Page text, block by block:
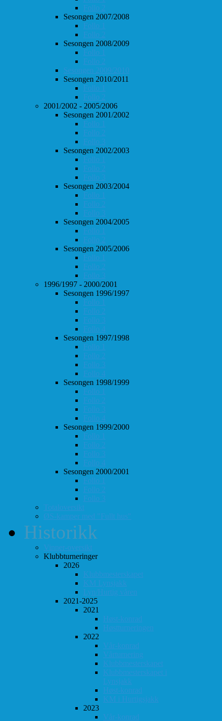
Follo 2
Sesongen 2007/2008
Follo 1
Follo 2
Sesongen 2008/2009
Follo 1
Follo 2
Sesongen 2009/2010
Sesongen 2010/2011
Follo 1
Follo 2
2001/2002 - 2005/2006
Sesongen 2001/2002
Follo 1
Follo 2
Follo 3
Sesongen 2002/2003
Follo 1
Follo 2
Follo 3
Sesongen 2003/2004
Follo 1
Follo 2
Follo 3
Sesongen 2004/2005
Follo 1
Follo 2
Sesongen 2005/2006
Follo 1
Follo 2
Follo 3
1996/1997 - 2000/2001
Sesongen 1996/1997
Follo 1
Follo 2
Follo 3
Follo 4
Sesongen 1997/1998
Follo 1
Follo 2
Follo 3
Follo 4
Sesongen 1998/1999
Follo 1
Follo 2
Follo 3
Follo 4
Sesongen 1999/2000
Follo 1
Follo 2
Follo 3
Follo 4
Sesongen 2000/2001
Follo 1
Follo 2
Follo 3
Totaloversikt
ØS-kamper med "Fullt hus"
Historikk
Vinner-oversikt
Klubbturneringer
2026
Klubbmesterskapet
KM Lynsjakk
Lyn/Hurtig våren
2021-2025
2021
Høst-konrad
Høstturneringen
2022
Vår-konrad
Vårturnering
Klubbmesterskapet
Klubbmesterskapet i
Lynsjakk
Høst-konrad
KM i Hurtigsjakk
2023
Vår-konrad